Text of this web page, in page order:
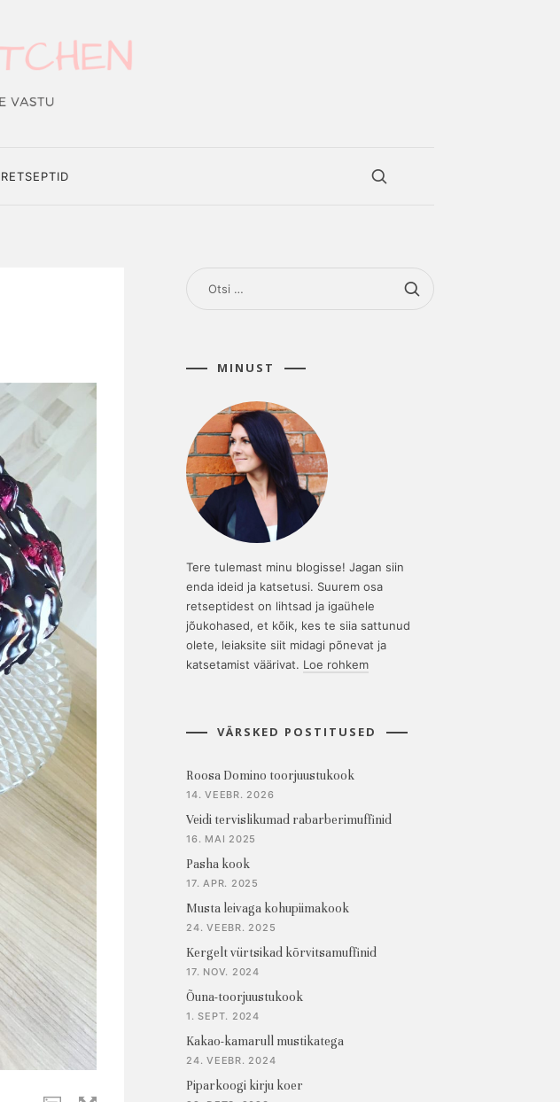
RETSEPTID
MINUST
Tere tulemast minu blogisse! Jagan siin
enda ideid ja katsetusi. Suurem osa
retseptidest on lihtsad ja igaühele
jõukohased, et kõik, kes te siia sattunud
olete, leiaksite siit midagi põnevat ja
katsetamist väärivat. Loe rohkem
VÄRSKED POSTITUSED
Roosa Domino toorjuustukook
14. VEEBR. 2026
Veidi tervislikumad rabarberimuffinid
16. MAI 2025
Pasha kook
17. APR. 2025
Musta leivaga kohupiimakook
24. VEEBR. 2025
Kergelt vürtsikad kõrvitsamuffinid
17. NOV. 2024
Õuna-toorjuustukook
1. SEPT. 2024
Kakao-kamarull mustikatega
24. VEEBR. 2024
Piparkoogi kirju koer